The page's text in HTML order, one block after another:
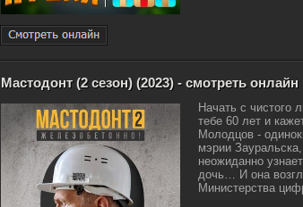
Мастодонт (2 сезон) (2023) - смотреть онлайн
Начать с чистого
тебе 60 лет и
Молодцов -
мэрии
неожиданно
дочь… И она
Министерства